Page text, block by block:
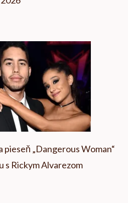
pieseň „Dangerous Woman“
s Rickym Alvarezom